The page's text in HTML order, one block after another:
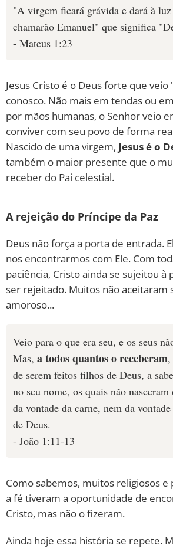
"A virgem ficará grávida e dará à
chamarão Emanuel" que significa
- Mateus 1:23
Jesus Cristo é o Deus forte que
conosco. Não mais em tendas ou
por mãos humanas, o Senhor veio
conviver com seu povo de forma
Nascido de uma virgem, Jesus é o
também o maior presente que o
receber do Pai celestial.
A rejeição do Príncipe da Paz
Deus não força a porta de entrada.
nos encontrarmos com Ele. Com
paciência, Cristo ainda se sujeitou à
ser rejeitado. Muitos não aceitaram
amoroso...
Veio para o que era seu, e os seus
Mas, a todos quantos o receberam
de serem feitos filhos de Deus, a
no seu nome, os quais não
da vontade da carne, nem da
de Deus.
- João 1:11-13
Como sabemos, muitos religiosos e
a fé tiveram a oportunidade de
Cristo, mas não o fizeram.
Ainda hoje essa história se repete.